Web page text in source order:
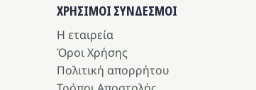
ΧΡΗΣΙΜΟΙ ΣΥΝΔΕΣΜΟΙ
Η εταιρεία
Όροι Χρήσης
Πολιτική απορρήτου